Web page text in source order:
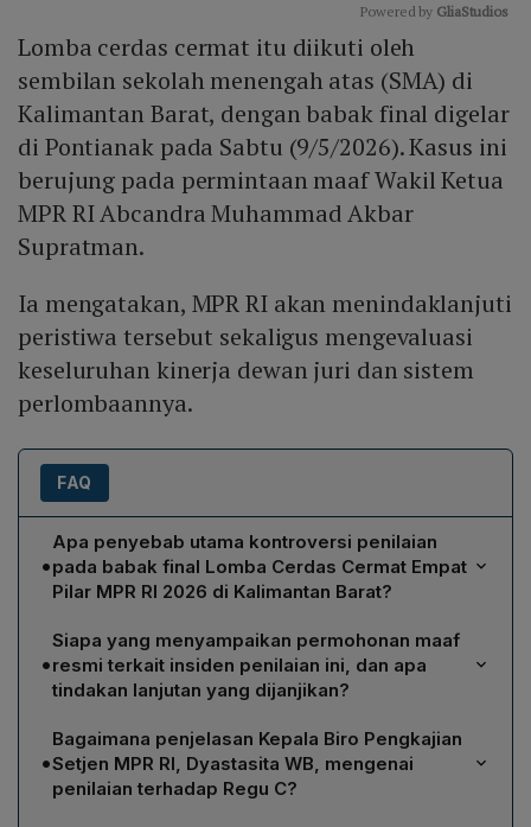
Powered by GliaStudios
Lomba cerdas cermat itu diikuti oleh
sembilan sekolah menengah atas (SMA) di
Kalimantan Barat, dengan babak final digelar
di Pontianak pada Sabtu (9/5/2026). Kasus ini
berujung pada permintaan maaf Wakil Ketua
MPR RI Abcandra Muhammad Akbar
Supratman.
Ia mengatakan, MPR RI akan menindaklanjuti
peristiwa tersebut sekaligus mengevaluasi
keseluruhan kinerja dewan juri dan sistem
perlombaannya.
FAQ
•
Apa penyebab utama kontroversi penilaian
pada babak final Lomba Cerdas Cermat Empat
Pilar MPR RI 2026 di Kalimantan Barat?
Kontroversi muncul karena Regu C SMAN 1 Pontianak
dan Regu B SMAN 1 Sambas memberikan jawaban yang
identik mengenai pertimbangan DPR dalam memilih
anggota BPK, namun dewan juri memberi pengurangan
lima poin hanya kepada Regu C. Juri beralasan bahwa
artikulasi tidak terdengar jelas, sementara Plt Kepala
Dinas Pendidikan Kalbar menyatakan speaker yang
•
Siapa yang menyampaikan permohonan maaf
resmi terkait insiden penilaian ini, dan apa
tindakan lanjutan yang dijanjikan?
Wakil Ketua MPR RI, Abcandra Muhammad Akbar
Supratman, menyampaikan permohonan maaf secara
resmi pada 11 Mei 2026. Ia menegaskan bahwa MPR RI
akan menindaklanjuti kejadian tersebut dengan
•
Bagaimana penjelasan Kepala Biro Pengkajian
Setjen MPR RI, Dyastasita WB, mengenai
penilaian terhadap Regu C?